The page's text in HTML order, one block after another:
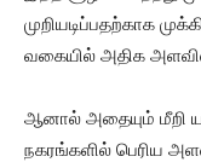
முறியடிப்பதற்காக
வகையில் அதிக அளவில்
ஆனால் அதையும் மீறி
நகரங்களில் பெரிய